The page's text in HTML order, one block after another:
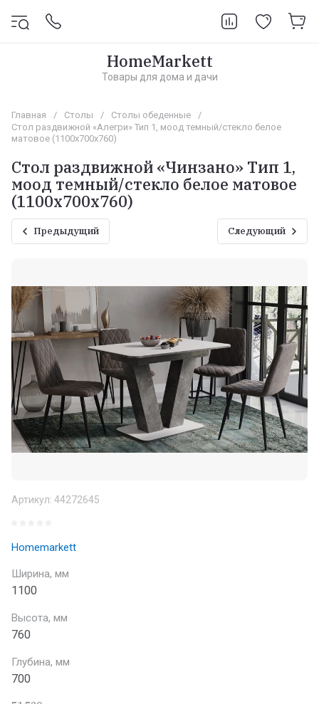
HomeMarkett
Товары для дома и дачи
Главная / Столы / Столы обеденные
/
Стол раздвижной «Алегри» Тип 1, моод темный/стекло белое
матовое (1100х700х760)
Стол раздвижной «Чинзано» Тип 1,
моод темный/стекло белое матовое
(1100х700х760)
Предыдущий Следующий
Артикул: 44272645
Homemarkett
Ширина, мм
1100
Высота, мм
760
Глубина, мм
700